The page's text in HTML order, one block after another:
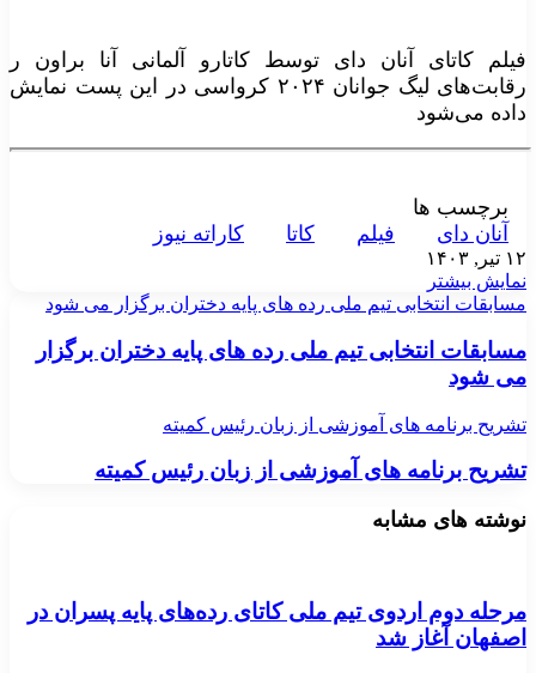
فیلم کاتای آنان دای توسط کاتارو آلمانی آنا براون ر
رقابت‌های لیگ جوانان ۲۰۲۴ کرواسی در این پست نمایش
داده می‌شود
برچسب ها
آنان دای
فیلم کاتا کاراته نیوز
۱۲ تیر, ۱۴۰۳
نمایش بیشتر
مسابقات انتخابی تیم ملی رده های پایه دختران برگزار می شود
مسابقات انتخابی تیم ملی رده های پایه دختران برگزار
می شود
تشریح برنامه های آموزشی از زبان رئیس کمیته
تشریح برنامه های آموزشی از زبان رئیس کمیته
نوشته های مشابه
مرحله دوم اردوی تیم ملی کاتای رده‌های پایه پسران در
اصفهان آغاز شد